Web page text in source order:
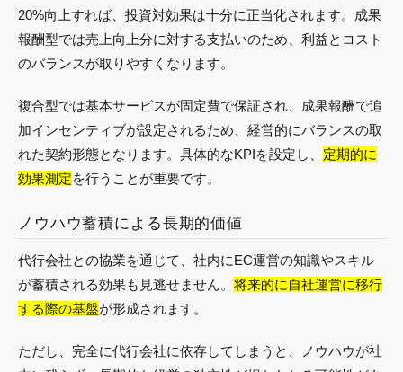
20%向上すれば、投資対効果は十分に正当化されます。成果
報酬型では売上向上分に対する支払いのため、利益とコスト
のバランスが取りやすくなります。
複合型では基本サービスが固定費で保証され、成果報酬で追
加インセンティブが設定されるため、経営的にバランスの取
れた契約形態となります。具体的なKPIを設定し、 定期的に
効果測定を行うことが重要です。
ノウハウ蓄積による長期的価値
代行会社との協業を通じて、社内にEC運営の知識やスキル
が蓄積される効果も見逃せません。 将来的に自社運営に移行
する際の基盤が形成されます。
ただし、完全に代行会社に依存してしまうと、ノウハウが社